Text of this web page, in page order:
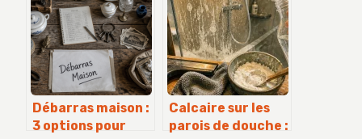
immersion
parfaite
remplacer les
menuiseries
Débarras maison :
3 options pour
Calcaire sur les
parois de douche :